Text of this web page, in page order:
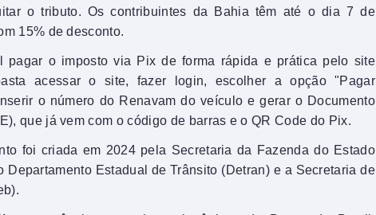
o tributo. Os contribuintes da Bahia têm até o dia 7 de
15% de desconto.
pagar o imposto via Pix de forma rápida e prática pelo site
acessar o site, fazer login, escolher a opção "Pagar
o número do Renavam do veículo e gerar o Documento
que já vem com o código de barras e o QR Code do Pix.
foi criada em 2024 pela Secretaria da Fazenda do Estado
Departamento Estadual de Trânsito (Detran) e a Secretaria de